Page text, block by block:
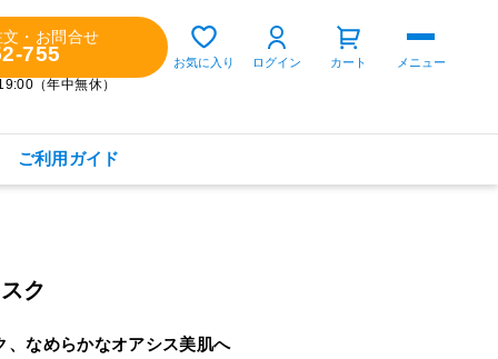
文・お問合せ
755
（年中無休）
お気に入り ログイン カート メニュー
ご利用ガイド
ゲスト 様
お気に入り
ク
なめらかなオアシス美肌へ